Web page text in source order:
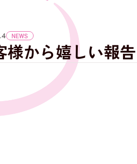
NEWS
様から嬉しい報